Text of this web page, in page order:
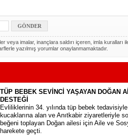
veya imalar, inançlara saldırı içeren, imla kuralları ile
yazılmış yorumlar onaylanmamaktadır.
TÜP BEBEK SEVİNCİ YAŞAYAN DOĞAN
DESTEĞİ
​Evliliklerinin 34. yılında tüp bebek
kucaklarına alan ve Anıtkabir ziyaretleriyle
beğeni toplayan Doğan ailesi için Aile ve
harekete geçti.